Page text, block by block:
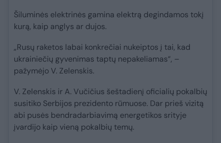
Šiluminės elektrinės gamina elektrą degindamos tokį
kurą, kaip anglys ar dujos.
„Rusų raketos labai konkrečiai nukeiptos į tai, kad
ukrainiečių gyvenimas taptų nepakeliamas“, –
pažymėjo V. Zelenskis.
V. Zelenskis ir A. Vučičius šeštadienį oficialių pokalbių
susitiko Serbijos prezidento rūmuose. Dar prieš vizitą
abi pusės bendradarbiavimą energetikos srityje
įvardijo kaip vieną pokalbių temų.